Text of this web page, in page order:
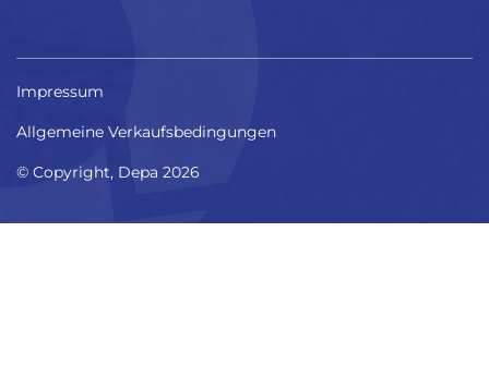
Impressum
Allgemeine Verkaufsbedingungen
© Copyright, Depa 2026